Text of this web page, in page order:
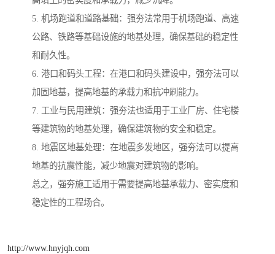
5. 机场跑道和道路基础：强夯法常用于机场跑道、高速
公路、铁路等基础设施的地基处理，确保基础的稳定性
和耐久性。
6. 港口和码头工程：在港口和码头建设中，强夯法可以
加固地基，提高地基的承载力和抗冲刷能力。
7. 工业与民用建筑：强夯法也适用于工业厂房、住宅楼
等建筑物的地基处理，确保建筑物的安全和稳定。
8. 地震区地基处理：在地震多发地区，强夯法可以提高
地基的抗震性能，减少地震对建筑物的影响。
总之，强夯施工适用于需要提高地基承载力、密实度和
稳定性的工程场合。
http://www.hnyjqh.com